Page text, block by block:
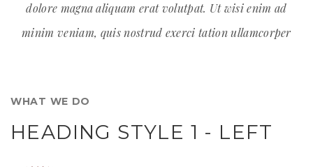
dolore magna aliquam erat volutpat. Ut wisi enim ad
minim veniam, quis nostrud exerci tation ullamcorper
WHAT WE DO
HEADING STYLE 1 - LEFT